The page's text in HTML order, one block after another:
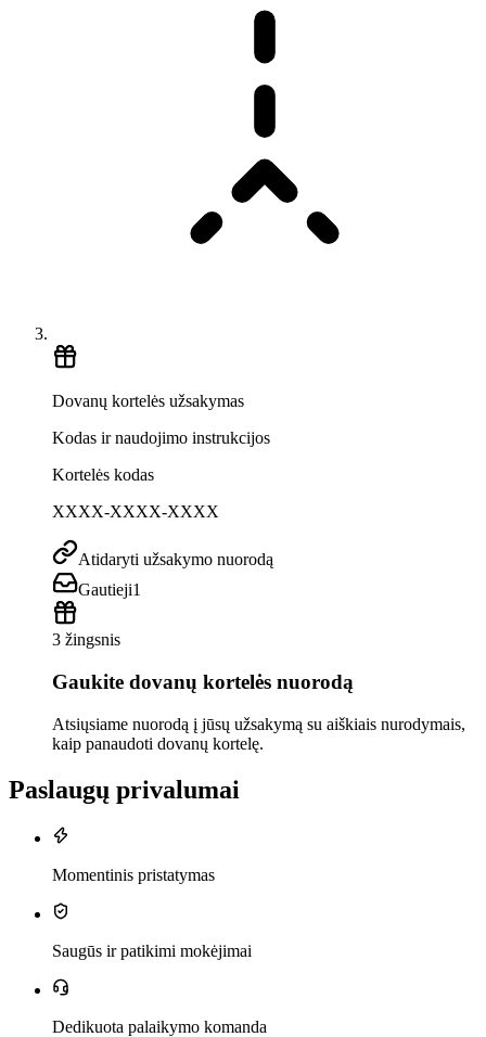
Dovanų kortelės užsakymas
Kodas ir naudojimo instrukcijos
Kortelės kodas
XXXX-XXXX-XXXX
Atidaryti užsakymo nuorodą
Gautieji1
3 žingsnis
Gaukite dovanų kortelės nuorodą
Atsiųsiame nuorodą į jūsų užsakymą su aiškiais nurodymais,
kaip panaudoti dovanų kortelę.
Paslaugų privalumai
Momentinis pristatymas
Saugūs ir patikimi mokėjimai
Dedikuota palaikymo komanda